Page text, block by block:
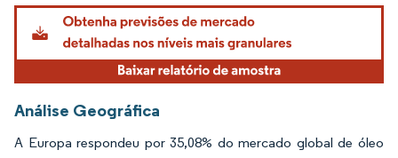
Imagem © Mordor Intelligence. O reuso requer atribuição conforme CC BY 4.0.
Análise Geográfica
A Europa respondeu por 35,08% do mercado global de óleo